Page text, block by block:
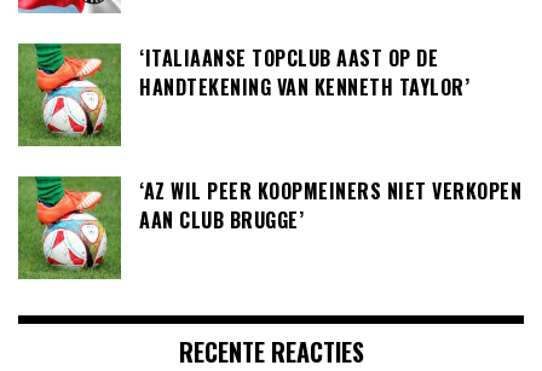
‘ITALIAANSE TOPCLUB AAST OP DE
HANDTEKENING VAN KENNETH TAYLOR’
‘AZ WIL PEER KOOPMEINERS NIET VERKOPEN
AAN CLUB BRUGGE’
RECENTE REACTIES